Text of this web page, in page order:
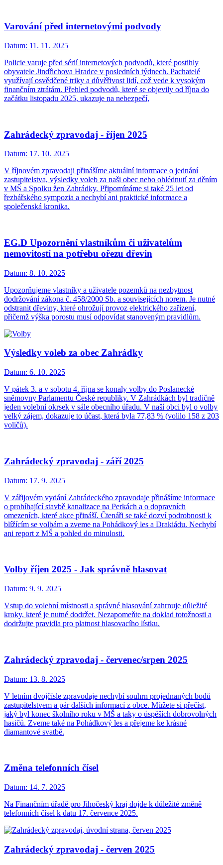
Varování před internetovými podvody
Datum: 11. 11. 2025
Policie varuje před sérií internetových podvodů, které postihly
obyvatele Jindřichova Hradce v posledních týdnech. Pachatelé
využívají osvědčené triky a důvěřivost lidí, což vede k vysokým
finančním ztrátám. Přehled podvodů, které se objevily od října do
začátku listopadu 2025, ukazuje na nebezpečí,
Zahrádecký zpravodaj - říjen 2025
Datum: 17. 10. 2025
V říjnovém zpravodaji přinášíme aktuální informace o jednání
zastupitelstva, výsledky voleb za naši obec nebo ohlédnutí za děním
v MŠ a Spolku žen Zahrádky. Připomínáme si také 25 let od
řezbářského sympozia a nechybí ani praktické informace a
společenská kronika.
EG.D Upozornění vlastníkům či uživatelům
nemovitostí na potřebu ořezu dřevin
Datum: 8. 10. 2025
Upozorňujeme vlastníky a uživatele pozemků na nezbytnost
dodržování zákona č. 458/2000 Sb. a souvisejících norem. Je nutné
odstranit dřeviny, které ohrožují provoz elektrického zařízení,
přičemž výška porostu musí odpovídat stanoveným pravidlům.
Výsledky voleb za obec Zahrádky
Datum: 6. 10. 2025
V pátek 3. a v sobotu 4. října se konaly volby do Poslanecké
sněmovny Parlamentu České republiky. V Zahrádkách byl tradičně
jeden volební okrsek v sále obecního úřadu. V naší obci byl o volby
velký zájem, dokazuje to účast, která byla 77,83 % (volilo 158 z 203
voličů).
Zahrádecký zpravodaj - září 2025
Datum: 17. 9. 2025
V zářijovém vydání Zahrádeckého zpravodaje přinášíme informace
o probíhající stavbě kanalizace na Perkách a o dopravních
omezeních, které akce přináší. Čtenáři se také dozví podrobnosti k
blížícím se volbám a zveme na Pohádkový les a Drakiádu. Nechybí
ani report z MŠ a pohled do minulosti.
Volby říjen 2025 - Jak správně hlasovat
Datum: 9. 9. 2025
Vstup do volební místnosti a správné hlasování zahrnuje důležité
kroky, které je nutné dodržet. Nezapomeňte na doklad totožnosti a
dodržujte pravidla pro platnost hlasovacího lístku.
Zahrádecký zpravodaj - červenec/srpen 2025
Datum: 13. 8. 2025
V letním dvojčísle zpravodaje nechybí souhrn projednaných bodů
zastupitelstvem a pár dalších informací z obce. Můžete si přečíst,
jaký byl konec školního roku v MŠ a taky o úspěších dobrovolných
hasičů. Zveme také na Pohádkový les a přejeme ke krásné
diamantové svatbě.
Změna telefonních čísel
Datum: 14. 7. 2025
Na Finančním úřadě pro Jihočeský kraj dojde k důležité změně
telefonních čísel k datu 17. července 2025.
Zahrádecký zpravodaj - červen 2025